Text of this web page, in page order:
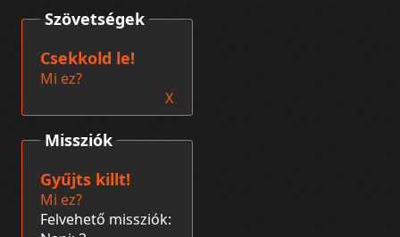
Missziók
Gyűjts killt!
Mi ez?
Felvehető missziók:
Szövetségek
Csekkold le!
Mi ez?
X